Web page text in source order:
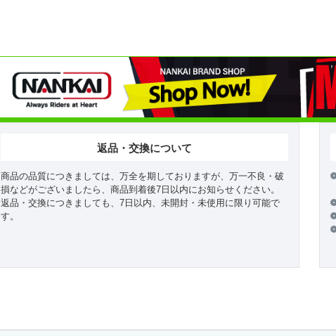
返品・交換について
商品の品質につきましては、万全を期しておりますが、万一不良・破
損などがございましたら、商品到着後7日以内にお知らせください。
返品・交換につきましても、7日以内、未開封・未使用に限り可能で
す。